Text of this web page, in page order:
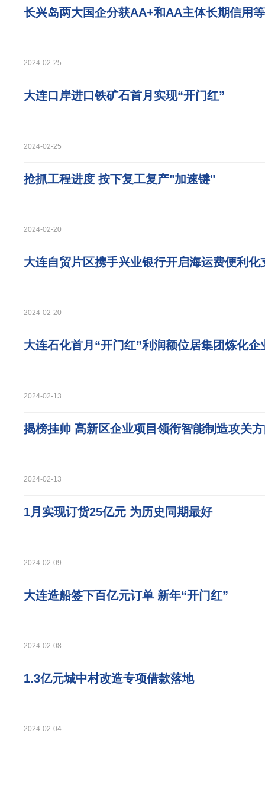
长兴岛两大国企分获AA+和AA主体长期信用
2024-02-25
大连口岸进口铁矿石首月实现“开门红”
2024-02-25
抢抓工程进度 按下复工复产"加速键"
2024-02-20
大连自贸片区携手兴业银行开启海运费便利化
2024-02-20
大连石化首月“开门红”利润额位居集团炼化企
2024-02-13
揭榜挂帅 高新区企业项目领衔智能制造攻关方
2024-02-13
1月实现订货25亿元 为历史同期最好
2024-02-09
大连造船签下百亿元订单 新年“开门红”
2024-02-08
1.3亿元城中村改造专项借款落地
2024-02-04